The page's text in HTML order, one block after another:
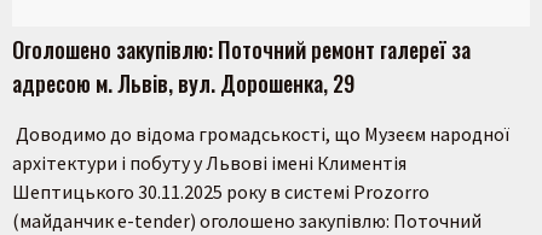
Оголошено закупівлю: Поточний ремонт галереї за
адресою м. Львів, вул. Дорошенка, 29
Доводимо до відома громадськості, що Музеєм народної
архітектури і побуту у Львові імені Климентія
Шептицького 30.11.2025 року в системі Prozorro
(майданчик e-tender) оголошено закупівлю: Поточний